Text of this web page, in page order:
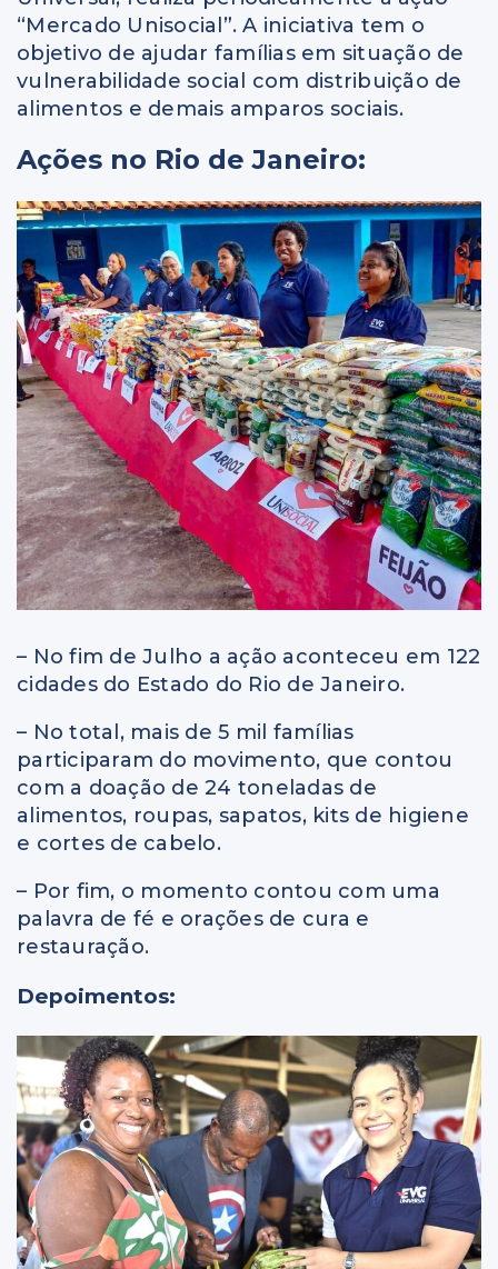
“Mercado Unisocial”. A iniciativa tem o
objetivo de ajudar famílias em situação de
vulnerabilidade social com distribuição de
alimentos e demais amparos sociais.
Ações no Rio de Janeiro:
– No fim de Julho a ação aconteceu em 122
cidades do Estado do Rio de Janeiro.
– No total, mais de 5 mil famílias
participaram do movimento, que contou
com a doação de 24 toneladas de
alimentos, roupas, sapatos, kits de higiene
e cortes de cabelo.
– Por fim, o momento contou com uma
palavra de fé e orações de cura e
restauração.
Depoimentos: